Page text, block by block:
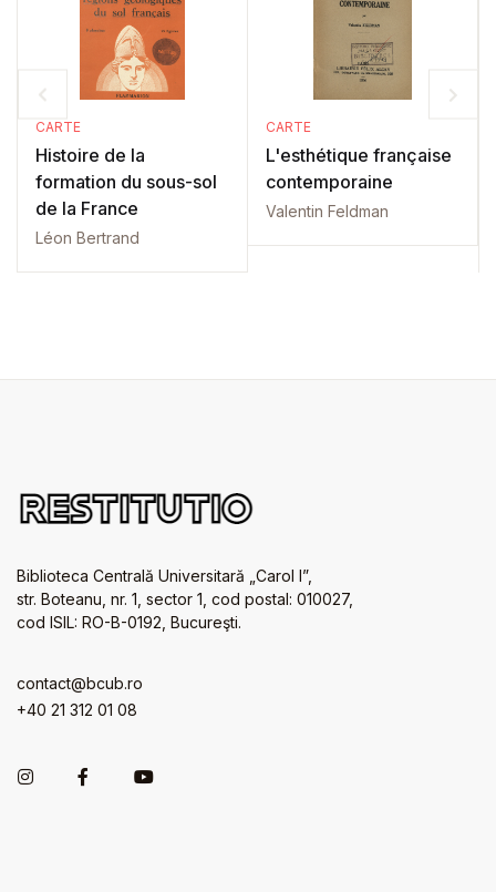
CARTE
Histoire de la
formation du sous-sol
de la France
Léon Bertrand
CARTE
L'esthétique française
contemporaine
Valentin Feldman
Biblioteca Centrală Universitară „Carol I”,
str. Boteanu, nr. 1, sector 1, cod postal: 010027,
cod ISIL: RO-B-0192, Bucureşti.
contact@bcub.ro
+40 21 312 01 08